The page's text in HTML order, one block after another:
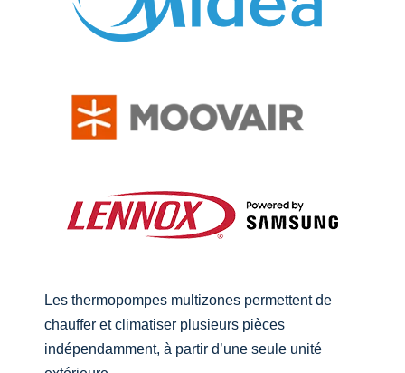
Les thermopompes multizones permettent de
chauffer et climatiser plusieurs pièces
indépendamment, à partir d’une seule unité